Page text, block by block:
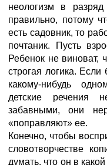
неологизм в
правильно, потому
есть садовник, то
почтаник. Пусть
Ребенок не виноват,
строгая логика.
какому-нибудь
детские речения
забавными, они
«поправляют» ее.
Конечно, чтобы
словотворчестве
думать, что он в